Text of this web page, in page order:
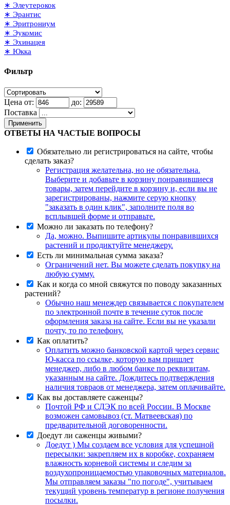
∗ Элеутерокок
∗ Эрантис
∗ Эритрониум
∗ Эукомис
∗ Эхинацея
∗ Юкка
Фильтр
Цена от:
до:
Поставка
Применить
ОТВЕТЫ НА ЧАСТЫЕ ВОПРОСЫ
Обязательно ли регистрироваться на сайте, чтобы
сделать заказ?
Регистрация желательна, но не обязательна.
Выберите и добавьте в корзину понравившиеся
товары, затем перейдите в корзину и, если вы не
зарегистрированы, нажмите серую кнопку
"заказать в один клик", заполните поля во
всплывшей форме и отправьте.
Можно ли заказать по телефону?
Да, можно. Выпишите артикулы понравившихся
растений и продиктуйте менеджеру.
Есть ли минимальная сумма заказа?
Ограничений нет. Вы можете сделать покупку на
любую сумму.
Как и когда со мной свяжутся по поводу заказанных
растений?
Обычно наш менеждер связывается с покупателем
по электронной почте в течение суток после
оформления заказа на сайте. Если вы не указали
почту, то по телефону.
Как оплатить?
Оплатить можно банковской картой через сервис
Ю-касса по ссылке, которую вам пришлет
менеджер, либо в любом банке по реквизитам,
указанным на сайте. Дождитесь подтверждения
наличия товраов от менеджера, затем оплачивайте.
Как вы доставляете саженцы?
Почтой РФ и СДЭК по всей России. В Москве
возможен самовывоз (ст. Матвеевская) по
предварительной договоренности.
Доедут ли саженцы живыми?
Доедут ) Мы создаем все условия для успешной
пересылки: закрепляем их в коробке, сохраняем
влажность корневой системы и следим за
воздухопроницаемостью упаковочных материалов.
Мы отправляем заказы "по погоде", учитываем
текущий уровень температур в регионе получения
посылки.